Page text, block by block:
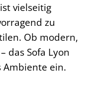
vielseitig
zu
Ob modern,
das Sofa Lyon
Ambiente ein.